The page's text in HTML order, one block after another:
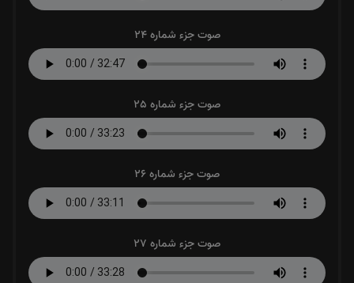
صوت جزء شماره 24
صوت جزء شماره 25
صوت جزء شماره 26
صوت جزء شماره 27